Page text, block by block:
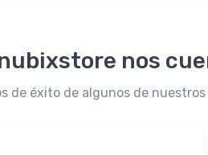
nos
de éxito de algunos de